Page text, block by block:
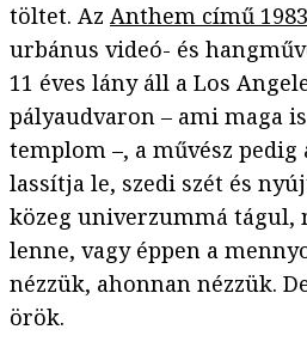
töltet. Az Anthem című
urbánus videó- és
11 éves lány áll a Los
pályaudvaron – ami maga
templom –, a művész
lassítja le, szedi szét és
közeg univerzummá tágul,
lenne, vagy éppen a
nézzük, ahonnan nézzük.
örök.